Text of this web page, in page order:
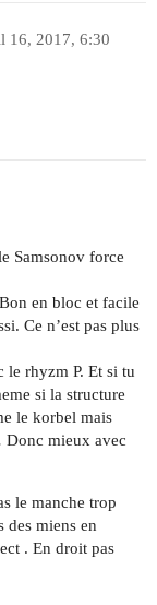
16, 2017, 6:30
Samsonov force
en bloc et facile
Ce n’est pas plus
le rhyzm P. Et si tu
si la structure
le korbel mais
Donc mieux avec
le manche trop
des miens en
. En droit pas